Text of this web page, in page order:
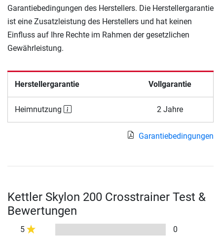
Garantiebedingungen des Herstellers. Die Herstellergarantie
ist eine Zusatzleistung des Herstellers und hat keinen
Einfluss auf Ihre Rechte im Rahmen der gesetzlichen
Gewährleistung.
Herstellergarantie Vollgarantie
Heimnutzung 2 Jahre
Garantiebedingungen
Kettler Skylon 200 Crosstrainer Test &
Bewertungen
5
0